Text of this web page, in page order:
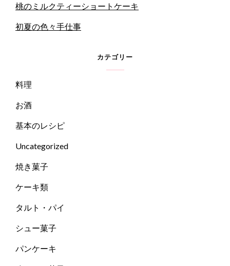
桃のミルクティーショートケーキ
初夏の色々手仕事
カテゴリー
料理
お酒
基本のレシピ
Uncategorized
焼き菓子
ケーキ類
タルト・パイ
シュー菓子
パンケーキ